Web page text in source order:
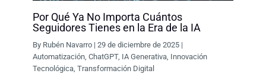
Por Qué Ya No Importa Cuántos
Seguidores Tienes en la Era de la IA
By Rubén Navarro |29 de diciembre de 2025 |
Automatización ,ChatGPT, IA Generativa Innovación
Tecnológica ,Transformación Digital